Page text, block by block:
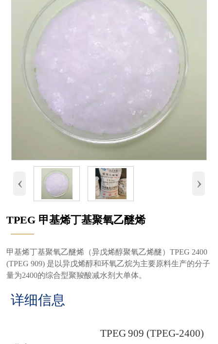
‹ ›
TPEG 甲基烯丁基聚氧乙醚烯
———
甲基烯丁基聚氧乙醚烯（异戊烯醇聚氧乙烯醚）TPEG 2400
(TPEG 909) 是以异戊烯醇和环氧乙烷为主要原料生产的分子
量为2400的综合型聚羧酸减水剂大单体。
详细信息
TPEG909 (TPEG-2400)